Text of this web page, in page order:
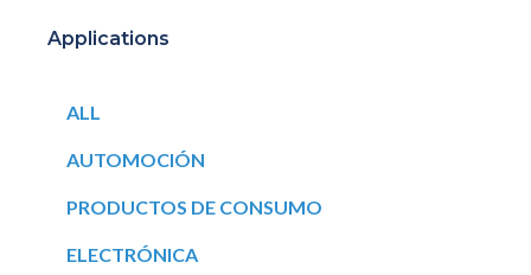
Applications
ALL
AUTOMOCIÓN
PRODUCTOS DE CONSUMO
ELECTRÓNICA